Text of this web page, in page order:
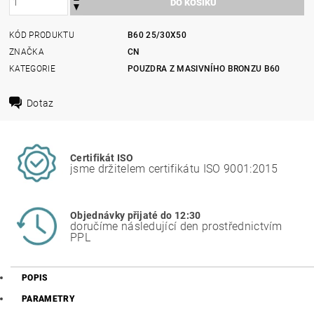
KÓD PRODUKTU
B60 25/30X50
ZNAČKA
CN
KATEGORIE
POUZDRA Z MASIVNÍHO BRONZU B60
Dotaz
Certifikát ISO
jsme držitelem certifikátu ISO 9001:2015
Objednávky přijaté do 12:30
doručíme následující den prostřednictvím
PPL
POPIS
PARAMETRY